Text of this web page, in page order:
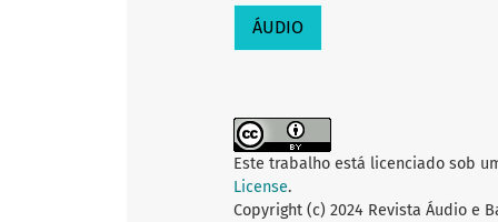
ÁUDIO
Este trabalho está licenciado sob
License.
Copyright (c) 2024 Revista Áudio e